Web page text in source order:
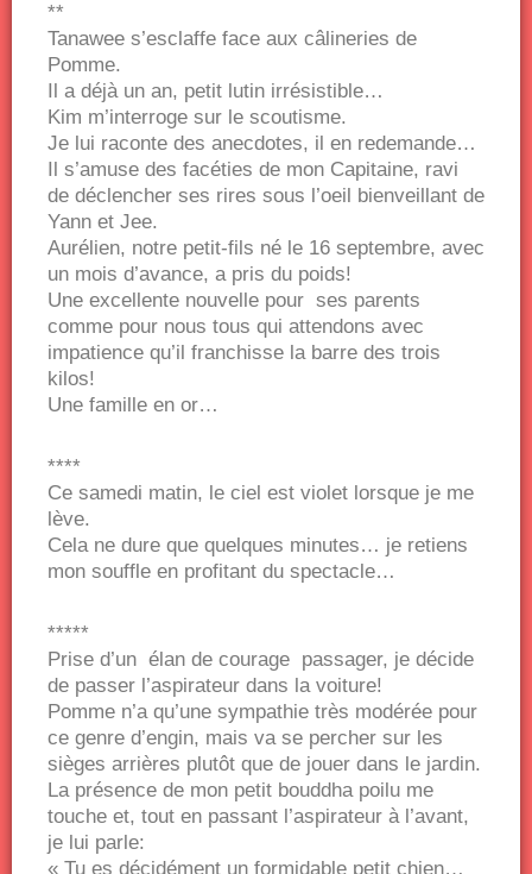
**
Tanawee s’esclaffe face aux câlineries de
Pomme.
Il a déjà un an, petit lutin irrésistible…
Kim m’interroge sur le scoutisme.
Je lui raconte des anecdotes, il en redemande…
Il s’amuse des facéties de mon Capitaine, ravi
de déclencher ses rires sous l’oeil bienveillant de
Yann et Jee.
Aurélien, notre petit-fils né le 16 septembre, avec
un mois d’avance, a pris du poids!
Une excellente nouvelle pour ses parents
comme pour nous tous qui attendons avec
impatience qu’il franchisse la barre des trois
kilos!
Une famille en or…
****
Ce samedi matin, le ciel est violet lorsque je me
lève.
Cela ne dure que quelques minutes… je retiens
mon souffle en profitant du spectacle…
*****
Prise d’un élan de courage passager, je décide
de passer l’aspirateur dans la voiture!
Pomme n’a qu’une sympathie très modérée pour
ce genre d’engin, mais va se percher sur les
sièges arrières plutôt que de jouer dans le jardin.
La présence de mon petit bouddha poilu me
touche et, tout en passant l’aspirateur à l’avant,
je lui parle:
« Tu es décidément un formidable petit chien…